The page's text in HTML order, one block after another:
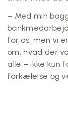
– Med min
for os, men vi
om, hvad der
alle – ikke kun
forkælelse og